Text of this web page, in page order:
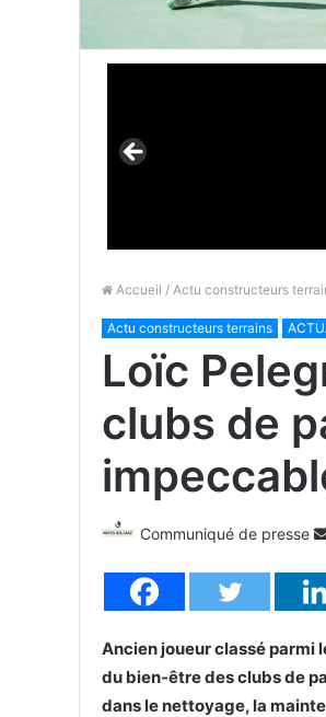
Accueil / Actu constructeurs
Actu constructeurs terrains
Loïc
clubs de
Communiqué de presse
Ancien joueur classé parmi
du bien-être des clubs de
dans le nettoyage, la